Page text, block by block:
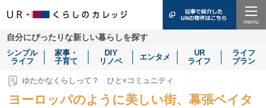
自分にぴったりな新しい暮らしを探す
シンプル
ライフ
家事・
子育て
DIY
リノベ
エンタメ
UR
ライフ
ライフ
プラン
ゆたかなくらしって？ ひと×コミュニティ
ヨーロッパのように美しい街、幕張ベイタ